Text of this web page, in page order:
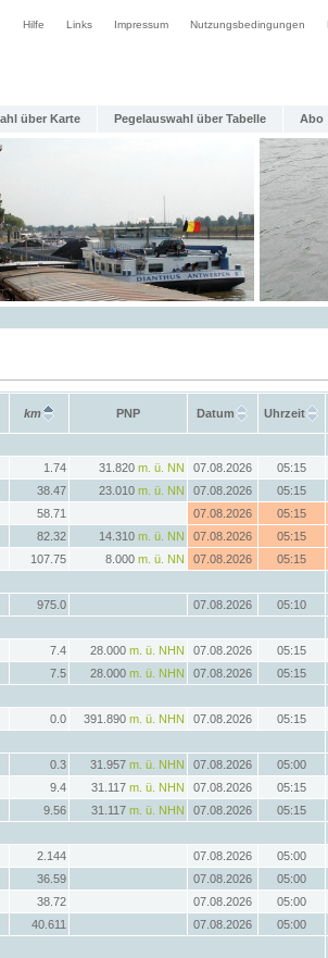
Hilfe Links Impressum Nutzungsbedingungen
über Karte Pegelauswahl über Tabelle Abo
km PNP Datum Uhrzeit
1.74 31.820 m. ü. NN 07.08.2026 05:15
38.47 23.010 m. ü. NN 07.08.2026 05:15
58.71 07.08.2026 05:15
82.32 14.310 m. ü. NN 07.08.2026 05:15
107.75 8.000 m. ü. NN 07.08.2026 05:15
975.0 07.08.2026 05:10
7.4 28.000 m. ü. NHN 07.08.2026 05:15
7.5 28.000 m. ü. NHN 07.08.2026 05:15
0.0 391.890 m. ü. NHN 07.08.2026 05:15
0.3 31.957 m. ü. NHN 07.08.2026 05:00
9.4 31.117 m. ü. NHN 07.08.2026 05:15
9.56 31.117 m. ü. NHN 07.08.2026 05:15
2.144 07.08.2026 05:00
36.59 07.08.2026 05:00
38.72 07.08.2026 05:00
40.611 07.08.2026 05:00